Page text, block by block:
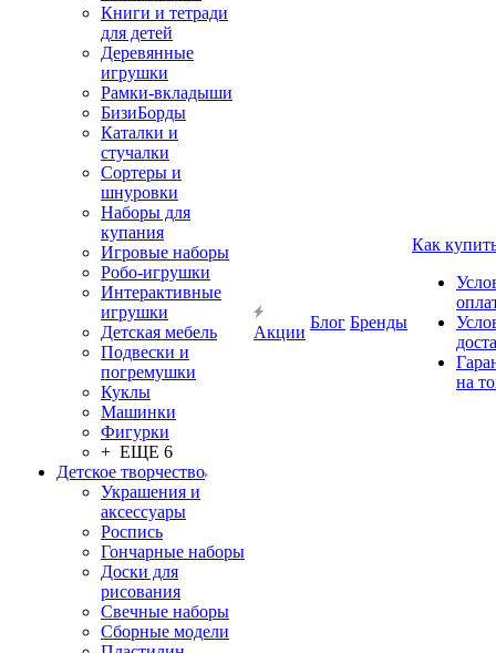
Книги и тетради
для детей
Деревянные
игрушки
Рамки-вкладыши
БизиБорды
Каталки и
стучалки
Сортеры и
шнуровки
Наборы для
купания
Игровые наборы
Робо-игрушки
Интерактивные
игрушки
Детская мебель
Подвески и
погремушки
Куклы
Машинки
Фигурки
+ ЕЩЕ 6
Детское творчество
Украшения и
аксессуары
Роспись
Гончарные наборы
Доски для
рисования
Свечные наборы
Сборные модели
Акции
Блог Бренды
Как
на